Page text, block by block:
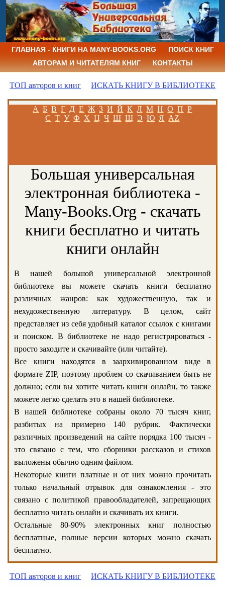
ГЛАВНАЯ - КНИГИ НА MANY-BOOKS.ORG
ПОИСК КНИГ
АВТОРАМ И ЧИТАТЕЛЯМ КНИГ
КОНТАКТЫ
ТОП авторов и книг ИСКАТЬ КНИГУ В БИБЛИОТЕКЕ
А Б В Г Д Е Ж З И Й К Л М Н О П Р
С Т У Ф Х Ц Ч Ш Щ Э Ю Я AZ
Большая универсальная
электронная библиотека -
Many-Books.Org - скачать
книги бесплатно и читать
книги онлайн
В нашей большой универсальной электронной
библиотеке вы можете скачать книги бесплатно
различных жанров: как художественную, так и
нехудожественную литературу. В целом, сайт
представляет из себя удобный каталог ссылок с книгами
и поиском. В библиотеке не надо регистрироваться -
просто заходите и скачивайте (или читайте).
Все книги находятся в заархивированном виде в
формате ZIP, поэтому проблем со скачиванием быть не
должно; если вы хотите читать книги онлайн, то также
можете легко сделать это в нашей библиотеке.
В нашей библиотеке собраны около 70 тысяч книг,
разбитых на примерно 140 рубрик. Фактически
различных произведений на сайте порядка 100 тысяч -
это связано с тем, что сборники рассказов и стихов
выложены обычно одним файлом.
Некоторые книги платные и от них можно прочитать
только начальный отрывок для ознакомления - это
связано с политикой правообладателей, запрещающих
бесплатно читать онлайн и скачивать их книги.
Остальные 80-90% электронных книг полностью
бесплатные, полные версии которых можно скачать
бесплатно.
ТОП авторов и книг ИСКАТЬ КНИГУ В БИБЛИОТЕКЕ